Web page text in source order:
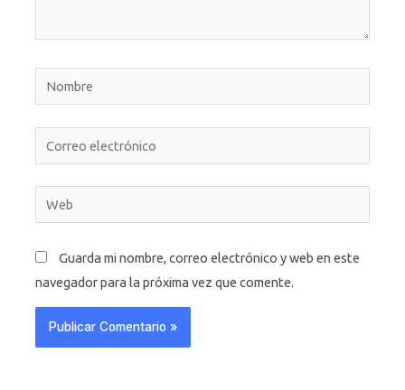
Nombre
Correo
electrónico
Web
Guarda mi nombre, correo electrónico y web en este
navegador para la próxima vez que comente.